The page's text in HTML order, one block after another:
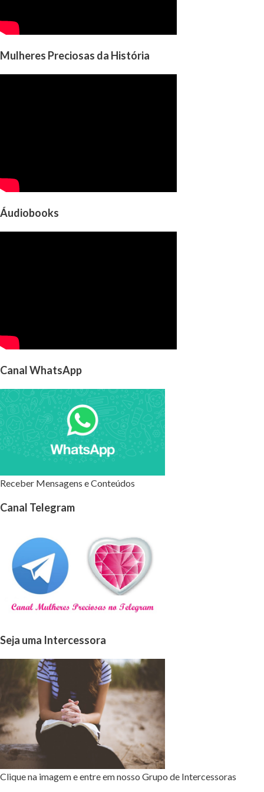
Mulheres Preciosas da História
Áudiobooks
Canal WhatsApp
Receber Mensagens e Conteúdos
Canal Telegram
Seja uma Intercessora
Clique na imagem e entre em nosso Grupo de Intercessoras